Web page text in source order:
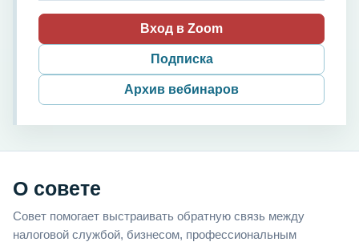
Вход в Zoom
Подписка
Архив вебинаров
О совете
Совет помогает выстраивать обратную связь между
налоговой службой, бизнесом, профессиональным